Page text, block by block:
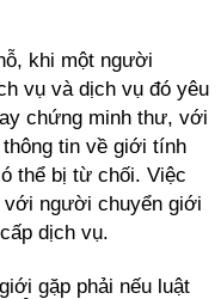
khi một người
vụ và dịch vụ đó yêu
chứng minh thư, với
tin về giới tính
thể bị từ chối. Việc
với người chuyển giới
dịch vụ.